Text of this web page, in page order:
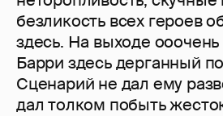
безликость всех героев
здесь. На выходе
Барри здесь дерганный
Сценарий не дал ему
дал толком побыть